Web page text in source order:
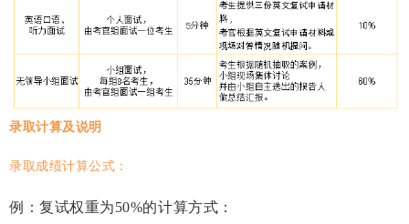
录取计算及说明
录取成绩计算公式：
例：复试权重为50%的计算方式：